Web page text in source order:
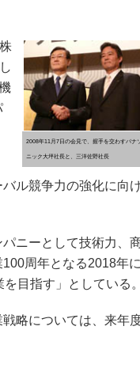
2008年11月7日の会見で、握手を交わすパナ
ニック大坪社長と、三洋佐野社長
ル競争力の強化に向
ニーとして技術力、
周年となる2018年に
目指す」としている。
略については、来年